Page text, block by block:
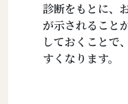
診断をもとに、
が示されること
しておくことで
すくなります。